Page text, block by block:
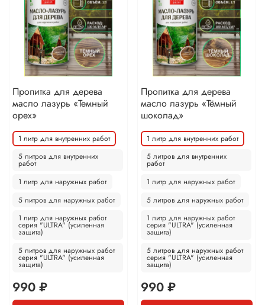
Пропитка для дерева
масло лазурь «Темный
орех»
1 литр для внутренних работ
5 литров для внутренних
работ
1 литр для наружных работ
5 литров для наружных работ
1 литр для наружных работ
серия "ULTRA" (усиленная
защита)
5 литров для наружных работ
серия "ULTRA" (усиленная
защита)
990 ₽
Пропитка для дерева
масло лазурь «Тёмный
шоколад»
1 литр для внутренних работ
5 литров для внутренних
работ
1 литр для наружных работ
5 литров для наружных работ
1 литр для наружных работ
серия "ULTRA" (усиленная
защита)
5 литров для наружных работ
серия "ULTRA" (усиленная
защита)
990 ₽